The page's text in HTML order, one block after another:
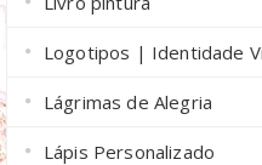
Logotipos | Identidade
Lágrimas de Alegria
Lápis Personalizado